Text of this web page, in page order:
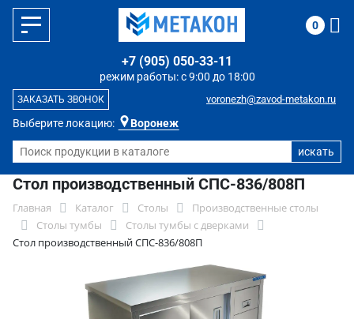
Выберите локацию: Воронеж
режим работы: с 9:00 до 18:00
+7 (905) 050-33-11
voronezh@zavod-metakon.ru
ЗАКАЗАТЬ ЗВОНОК
0
Стол производственный СПС-836/808П
Главная Каталог Столы
Производственные столы
Столы тумбы
Столы тумбы с дверками
Стол производственный СПС-836/808П